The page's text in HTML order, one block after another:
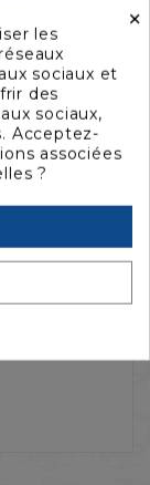
×
les
sociaux et
des
sociaux,
Acceptez-
associées
?